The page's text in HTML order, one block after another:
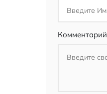
Комментарий